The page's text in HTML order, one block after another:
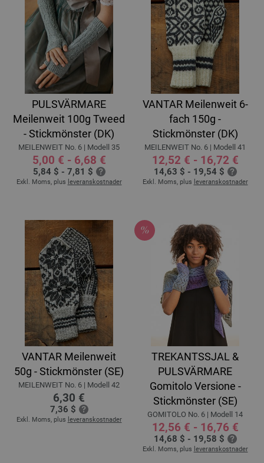
PULSVÄRMARE
Meilenweit 100g Tweed
- Stickmönster (DK)
MEILENWEIT No. 6 | Modell 35
5,00 € - 6,68 €
5,84 $ - 7,81 $
Exkl. Moms, plus leveranskostnader
VANTAR Meilenweit 6-
fach 150g -
Stickmönster (DK)
MEILENWEIT No. 6 | Modell 41
12,52 € - 16,72 €
14,63 $ - 19,54 $
Exkl. Moms, plus leveranskostnader
VANTAR Meilenweit
50g - Stickmönster (SE)
MEILENWEIT No. 6 | Modell 42
6,30 €
7,36 $
Exkl. Moms, plus leveranskostnader
TREKANTSSJAL &
PULSVÄRMARE
Gomitolo Versione -
Stickmönster (SE)
GOMITOLO No. 6 | Modell 14
12,56 € - 16,76 €
14,68 $ - 19,58 $
Exkl. Moms, plus leveranskostnader